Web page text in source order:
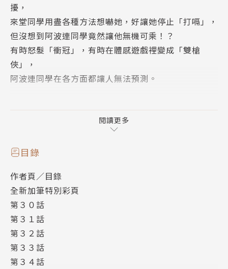
擾，
來堂同學用盡各種方法想嚇她，好讓她停止「打嗝」，
但沒想到阿波連同學竟然讓他無機可乘！？
有時怒髮「衝冠」，有時在體感遊戲裡變成「雙槍
俠」，
阿波連同學在各方面都讓人無法預測。
畫，還有阿波連同學珍貴的學校泳裝彩頁！
如果喜歡《高木同學》讓人心癢癢的撩人互動，
看來堂胡思亂想的內心
與阿波連無法預測的行為，
如何碰撞出時而吐糖、時而噴飯的無俚頭戀愛喜劇！
閱讀更多
目錄
作者頁／目錄
全新加筆特別彩頁
第３０話
第３１話
第３２話
第３３話
第３４話